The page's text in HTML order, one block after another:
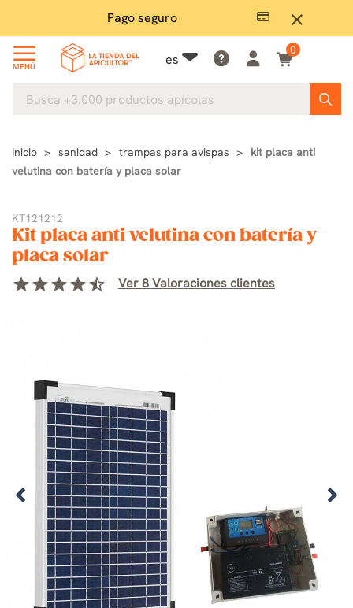
close
Pago seguro
MENÚ es
0
Inicio sanidad trampas para avispas
kit placa anti
velutina con batería y placa solar
KT121212
Kit placa anti velutina con batería y
placa solar
starstarstarstarstar_half Ver 8 Valoraciones clientes